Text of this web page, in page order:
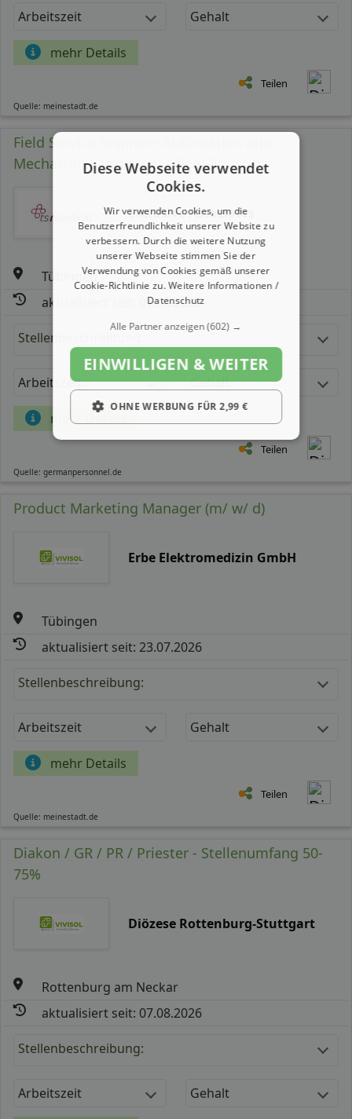
Arbeitszeit Gehalt
mehr Details
Teilen
Quelle: meinestadt.de
Field Service Engineer Automation and
Mechatronik (m/ w/ d) - J26663
Exclusive Associates
Tübingen
aktualisiert seit: 07.08.2026
Stellenbeschreibung:
Arbeitszeit Gehalt
mehr Details
Teilen
Quelle: germanpersonnel.de
Product Marketing Manager (m/ w/ d)
Erbe Elektromedizin GmbH
Tübingen
aktualisiert seit: 23.07.2026
Stellenbeschreibung:
Arbeitszeit Gehalt
mehr Details
Teilen
Quelle: meinestadt.de
Diakon / GR / PR / Priester - Stellenumfang 50-
75%
Diözese Rottenburg-Stuttgart
Rottenburg am Neckar
aktualisiert seit: 07.08.2026
Stellenbeschreibung:
Arbeitszeit Gehalt
Diese Webseite verwendet
Cookies.
Wir verwenden Cookies, um die
Benutzerfreundlichkeit unserer Website zu
verbessern. Durch die weitere Nutzung
unserer Webseite stimmen Sie der
Verwendung von Cookies gemäß unserer
Cookie-Richtlinie zu.Weitere Informationen /
Datenschutz
Alle Partner anzeigen(602) →
EINWILLIGEN & WEITER
OHNE WERBUNG FÜR 2,99 €